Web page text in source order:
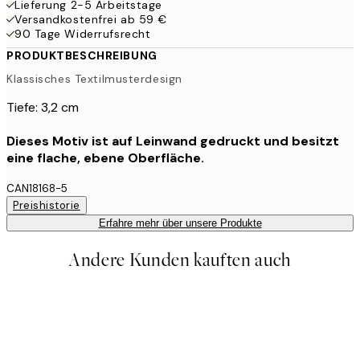
Lieferung 2-5 Arbeitstage
Versandkostenfrei ab 59 €
90 Tage Widerrufsrecht
PRODUKTBESCHREIBUNG
Klassisches Textilmusterdesign
Tiefe: 3,2 cm
Dieses Motiv ist auf Leinwand gedruckt und besitzt
eine flache, ebene Oberfläche.
CAN18168-5
Preishistorie
Erfahre mehr über unsere Produkte
Andere Kunden kauften auch